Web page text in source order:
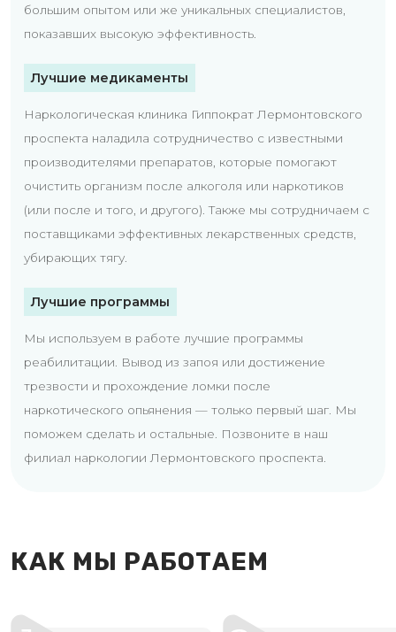
большим опытом или же уникальных специалистов,
показавших высокую эффективность.
Лучшие медикаменты
Наркологическая клиника Гиппократ Лермонтовского
проспекта наладила сотрудничество с известными
производителями препаратов, которые помогают
очистить организм после алкоголя или наркотиков
(или после и того, и другого). Также мы сотрудничаем с
поставщиками эффективных лекарственных средств,
убирающих тягу.
Лучшие программы
Мы используем в работе лучшие программы
реабилитации. Вывод из запоя или достижение
трезвости и прохождение ломки после
наркотического опьянения — только первый шаг. Мы
поможем сделать и остальные. Позвоните в наш
филиал наркологии Лермонтовского проспекта.
КАК МЫ РАБОТАЕМ